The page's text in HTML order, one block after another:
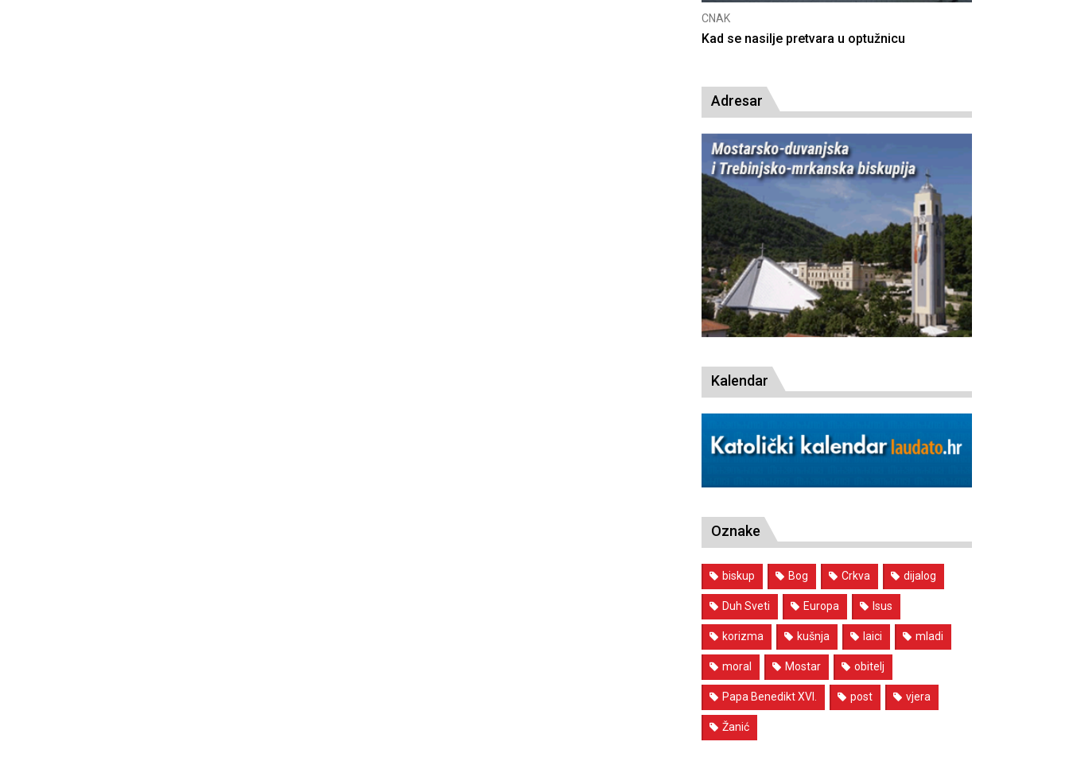
CNAK
Kad se nasilje pretvara u optužnicu
Adresar
Kalendar
Oznake
biskup Bog Crkva dijalog
Duh Sveti Europa Isus
korizma kušnja laici mladi
moral Mostar obitelj
Papa Benedikt XVI. post vjera
Žanić